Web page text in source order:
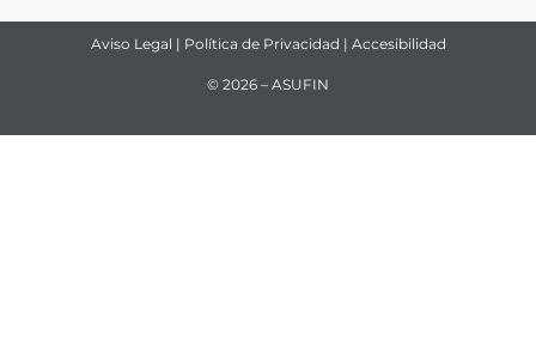
Aviso Legal | Política de Privacidad | Accesibilidad
© 2026 – ASUFIN